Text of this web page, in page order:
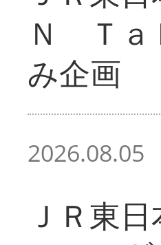
Ｎ Ｔａ
み企画
2026.08.05
ＪＲ東